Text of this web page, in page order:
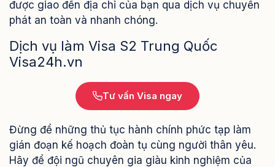
được giao đến địa chỉ của bạn qua dịch vụ chuyển
phát an toàn và nhanh chóng.
Dịch vụ làm Visa S2 Trung Quốc
Visa24h.vn
Tư vấn Visa ngay
Đừng để những thủ tục hành chính phức tạp làm
gián đoạn kế hoạch đoàn tụ cùng người thân yêu.
Hãy để đội ngũ chuyên gia giàu kinh nghiệm của